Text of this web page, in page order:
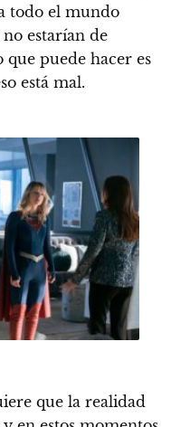
todo el mundo
estarían de
puede hacer es
está mal.
que la realidad